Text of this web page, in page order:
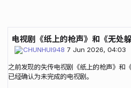
电视剧《纸上的枪声》和《无处
CHUNHUI948 7 Jun 2026, 04:03
之前发现的失传电视剧《纸上的枪声》和
已经确认为未完成的电视剧。